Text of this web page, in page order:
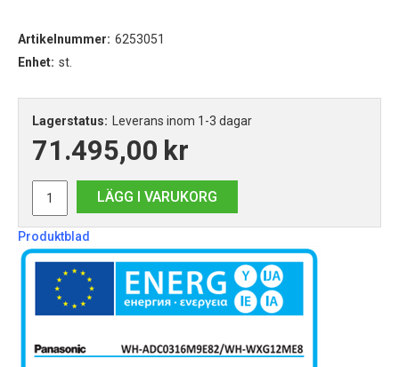
Artikelnummer: 6253051
Enhet: st.
Lagerstatus: Leverans inom 1-3 dagar
71.495,00 kr
LÄGG I VARUKORG
Produktblad